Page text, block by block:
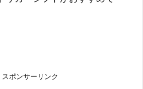
スポンサーリンク